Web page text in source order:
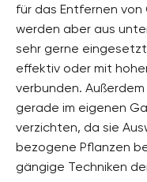
für das Entfernen
werden aber aus
sehr gerne
effektiv oder mit
verbunden.
gerade im eigenen
verzichten, da sie
bezogene Pflanzen
gängige Techniken